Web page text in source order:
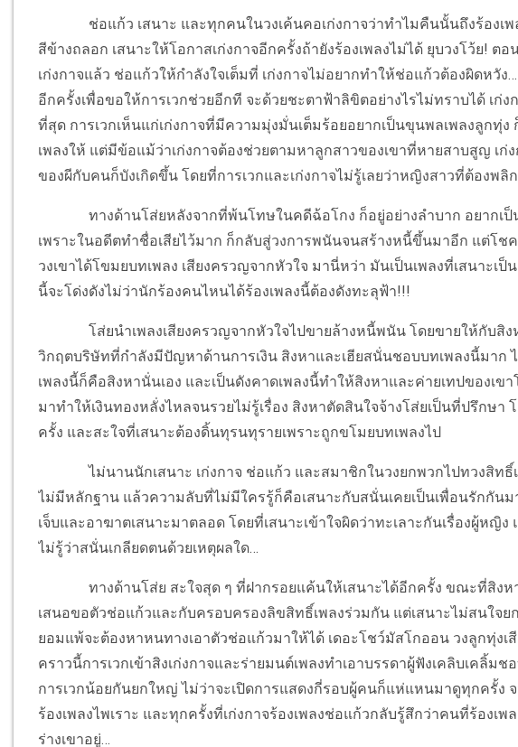
ช่อแก้ว เสนาะ และทุกคนในวงเค้นคอเก่งกาจว่าทำไมคืนนั้นถึงร้องเ
สีข้างถลอก เสนาะให้โอกาสเก่งกาจอีกครั้งถ้ายังร้องเพลงไม่ได้ ยุบวงโว้ย!
เก่งกาจแล้ว ช่อแก้วให้กำลังใจเต็มที่ เก่งกาจไม่อยากทำให้ช่อแก้วต้องผิดหวัง
อีกครั้งเพื่อขอให้การเวกช่วยอีกที จะด้วยชะตาฟ้าลิขิตอย่างไรไม่ทราบได้ เก่
ที่สุด การเวกเห็นแก่เก่งกาจที่มีความมุ่งมั่นเต็มร้อยอยากเป็นขุนพลเพลงลูกทุ่ง
เพลงให้ แต่มีข้อแม้ว่าเก่งกาจต้องช่วยตามหาลูกสาวของเขาที่หายสาบสูญ เ
ของผีกับคนก็บังเกิดขึ้น โดยที่การเวกและเก่งกาจไม่รู้เลยว่าหญิงสาวที่ต้องพ
ทางด้านโส่ยหลังจากที่พ้นโทษในคดีฉ้อโกง ก็อยู่อย่างลำบาก อยากเ
เพราะในอดีตทำชื่อเสียไว้มาก ก็กลับสู่วงการพนันจนสร้างหนี้ขึ้นมาอีก แต่โ
วงเขาได้โขมยบทเพลง เสียงครวญจากหัวใจ มานี่หว่า มันเป็นเพลงที่เสนาะเ
นี้จะโด่งดังไม่ว่านักร้องคนไหนได้ร้องเพลงนี้ต้องดังทะลุฟ้า!!!
โส่ยนำเพลงเสียงครวญจากหัวใจไปขายล้างหนี้พนัน โดยขายให้กับสิ
วิกฤตบริษัทที่กำลังมีปัญหาด้านการเงิน สิงหาและเฮียสนั่นชอบบทเพลงนี้มาก
เพลงนี้ก็คือสิงหานั่นเอง และเป็นดังคาดเพลงนี้ทำให้สิงหาและค่ายเทปของเข
มาทำให้เงินทองหลั่งไหลจนรวยไม่รู้เรื่อง สิงหาตัดสินใจจ้างโส่ยเป็นที่ปรึกษ
ครั้ง และสะใจที่เสนาะต้องดิ้นทุรนทุรายเพราะถูกขโมยบทเพลงไป
ไม่นานนักเสนาะ เก่งกาจ ช่อแก้ว และสมาชิกในวงยกพวกไปทวงสิท
ไม่มีหลักฐาน แล้วความลับที่ไม่มีใครรู้ก็คือเสนาะกับสนั่นเคยเป็นเพื่อนรักกัน
เจ็บและอาฆาตเสนาะมาตลอด โดยที่เสนาะเข้าใจผิดว่าทะเลาะกันเรื่องผู้หญิ
ไม่รู้ว่าสนั่นเกลียดตนด้วยเหตุผลใด…
ทางด้านโส่ย สะใจสุด ๆ ที่ฝากรอยแค้นให้เสนาะได้อีกครั้ง ขณะที่สิง
เสนอขอตัวช่อแก้วและกับครอบครองลิขสิทธิ์เพลงร่วมกัน แต่เสนาะไม่สนใจ
ยอมแพ้จะต้องหาหนทางเอาตัวช่อแก้วมาให้ได้ เดอะโชว์มัสโกออน วงลูกทุ่ง
คราวนี้การเวกเข้าสิงเก่งกาจและร่ายมนต์เพลงทำเอาบรรดาผู้ฟังเคลิบเคลิ้
การเวกน้อยกันยกใหญ่ ไม่ว่าจะเปิดการแสดงกี่รอบผู้คนก็แห่แหนมาดูทุกครั้ง
ร้องเพลงไพเราะ และทุกครั้งที่เก่งกาจร้องเพลงช่อแก้วกลับรู้สึกว่าคนที่ร้องเ
ร่างเขาอยู่…